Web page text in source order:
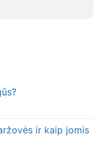
ir kaip jomis